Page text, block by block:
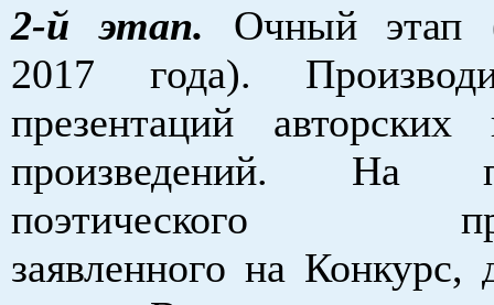
2-й этап. Очный этап
2017 года).
презентаций авторских
произведений. На
поэтического
заявленного на Конкурс,